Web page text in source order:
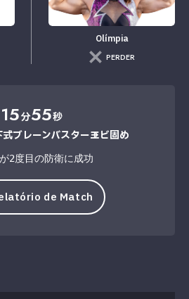
Olímpia
PERDER
15分55秒
ブレーンバスター→エビ固め
2度目の防衛に成功
de Match